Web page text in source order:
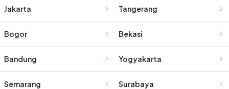
Jakarta Tangerang
Bogor Bekasi
Bandung Yogyakarta
Semarang Surabaya